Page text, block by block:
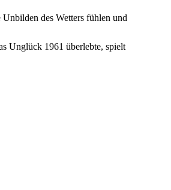
des Wetters fühlen und
Unglück 1961 überlebte, spielt